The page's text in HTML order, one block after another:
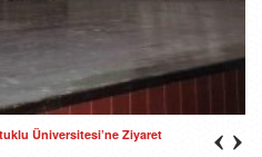
Üniversitesi’ne Ziyaret